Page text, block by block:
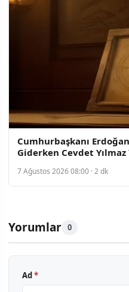
Cumhurbaşkanı
Giderken Cevdet
7 Ağustos 2026 08:00 · 2 dk
Yorumlar 0
Ad*